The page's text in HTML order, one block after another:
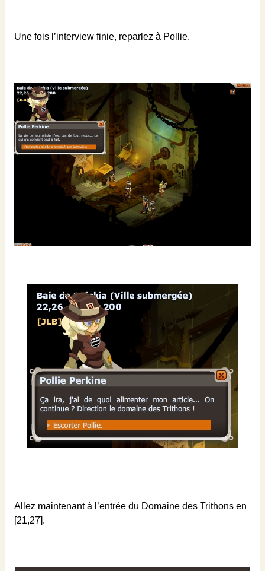
Une fois l’interview finie, reparlez à Pollie.
Allez maintenant à l’entrée du Domaine des Trithons en
[21,27].